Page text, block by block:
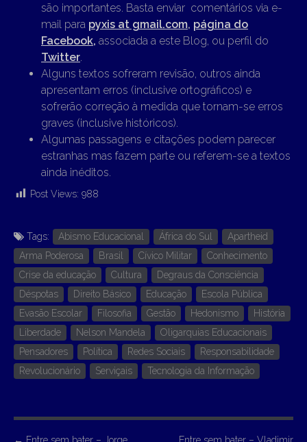
são importantes. Basta enviar comentários via e-
mail para pyxis at gmail.com, página do
Facebook, associada a este Blog, ou perfil do
Twitter.
Alguns textos sofreram revisão, outros ainda
apresentam erros (inclusive ortográficos) e
sofrerão correção à medida que tornam-se erros
graves (inclusive históricos).
Algumas passagens e citações podem parecer
estranhas mas fazem parte ou referem-se a textos
ainda inéditos.
Post Views: 988
Tags: Abismo Educacional África do Sul
Apartheid
Arma Poderosa
Brasil Cívico Militar
Conhecimento
Crise da educação
Cultura
Degraus da Consciência
Déspotas
Direito Básico Educação
Escola Pública
Evasão Escolar
Filosofia Gestão Hedonismo
História
Liberdade
Nelson Mandela
Oligarquias Educacionais
Pensadores
Política Redes Sociais
Responsabilidade
Revolucionário
Serviçais Tecnologia da Informação